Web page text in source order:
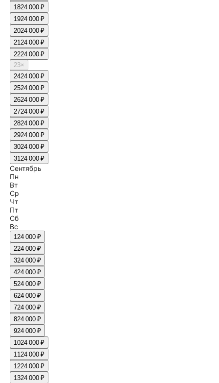
1824 000 ₽
1924 000 ₽
2024 000 ₽
2124 000 ₽
2224 000 ₽
23×
2424 000 ₽
2524 000 ₽
2624 000 ₽
2724 000 ₽
2824 000 ₽
2924 000 ₽
3024 000 ₽
3124 000 ₽
Сентябрь
Пн
Вт
Ср
Чт
Пт
Сб
Вс
124 000 ₽
224 000 ₽
324 000 ₽
424 000 ₽
524 000 ₽
624 000 ₽
724 000 ₽
824 000 ₽
924 000 ₽
1024 000 ₽
1124 000 ₽
1224 000 ₽
1324 000 ₽